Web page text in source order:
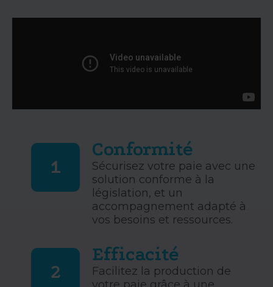
1
Conformité
Sécurisez votre paie avec une
solution conforme à la
législation, et un
accompagnement adapté à
vos besoins et ressources.
2
Efficacité
Facilitez la production de